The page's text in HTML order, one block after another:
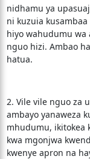
nidhamu ya
ni kuzuia
hiyo wahudumu wa
nguo hizi. Ambao
hatua.
2. Vile vile nguo za
ambayo yanaweza
mhudumu, ikitokea
kwa mgonjwa
kwenye apron na